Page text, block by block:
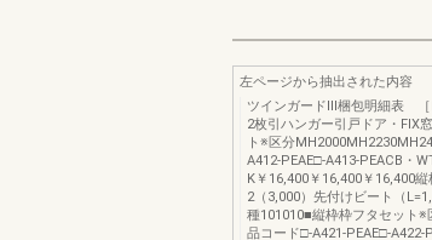
左ページから抽出された内容
ツインガードⅢ梱包明細表 ［
2枚引ハンガー引戸ドア・FIX
ト※区分
A412-PEAE□-A413-PEACB・
K￥16,400￥16,400￥16,400縦
2（3,000）先付けビート（
種101010■縦枠枠フタセット
品コード□-A421-PEAE□-A422-